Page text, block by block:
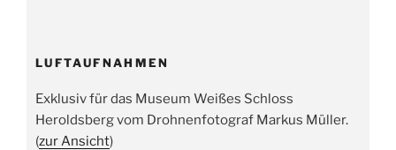
LUFTAUFNAHMEN
Exklusiv für das Museum Weißes Schloss
Heroldsberg vom Drohnenfotograf Markus Müller.
(zur Ansicht)